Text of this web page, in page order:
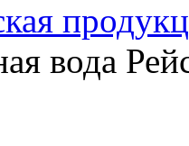
вода